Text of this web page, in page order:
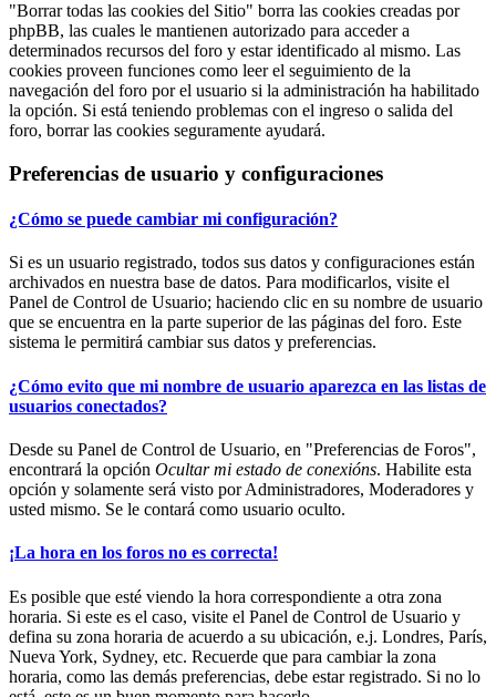
"Borrar todas las cookies del Sitio" borra las cookies creadas por
phpBB, las cuales le mantienen autorizado para acceder a
determinados recursos del foro y estar identificado al mismo. Las
cookies proveen funciones como leer el seguimiento de la
navegación del foro por el usuario si la administración ha habilitado
la opción. Si está teniendo problemas con el ingreso o salida del
foro, borrar las cookies seguramente ayudará.
Preferencias de usuario y configuraciones
¿Cómo se puede cambiar mi configuración?
Si es un usuario registrado, todos sus datos y configuraciones están
archivados en nuestra base de datos. Para modificarlos, visite el
Panel de Control de Usuario; haciendo clic en su nombre de usuario
que se encuentra en la parte superior de las páginas del foro. Este
sistema le permitirá cambiar sus datos y preferencias.
¿Cómo evito que mi nombre de usuario aparezca en las listas de
usuarios conectados?
Desde su Panel de Control de Usuario, en "Preferencias de Foros",
encontrará la opción Ocultar mi estado de conexións. Habilite esta
opción y solamente será visto por Administradores, Moderadores y
usted mismo. Se le contará como usuario oculto.
¡La hora en los foros no es correcta!
Es posible que esté viendo la hora correspondiente a otra zona
horaria. Si este es el caso, visite el Panel de Control de Usuario y
defina su zona horaria de acuerdo a su ubicación, e.j. Londres, París,
Nueva York, Sydney, etc. Recuerde que para cambiar la zona
horaria, como las demás preferencias, debe estar registrado. Si no lo